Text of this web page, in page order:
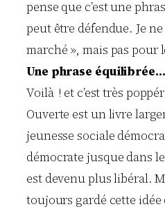
pense que c’est une
peut être défendue. Je
marché », mais pas pour
Une phrase équilibrée…
Voilà ! et c’est très
Ouverte est un livre
jeunesse sociale
démocrate jusque dans
est devenu plus libéral.
toujours gardé cette idée